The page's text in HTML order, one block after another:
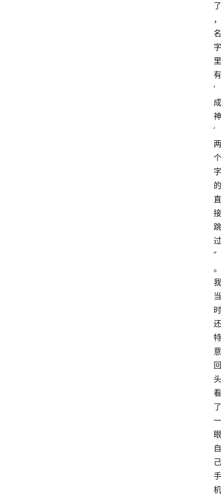
了
，
名
字
里
有
’
成
神
’
两
个
字
的
直
接
跳
过
”
。
我
当
时
还
特
意
回
头
看
了
一
眼
自
己
手
机